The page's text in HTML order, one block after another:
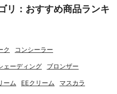
リ：おすすめ商品ランキ
ク コンシーラー
ェーディング ブロンザー
ーム EEクリーム マスカラ